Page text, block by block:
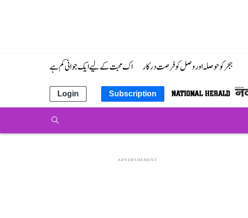
ہجر کو حوصلہ اور وصل کو فرصت درکار اک محبت کے لیے ایک جوانی کم ہے
Subscription
Login
ADVERTISEMENT